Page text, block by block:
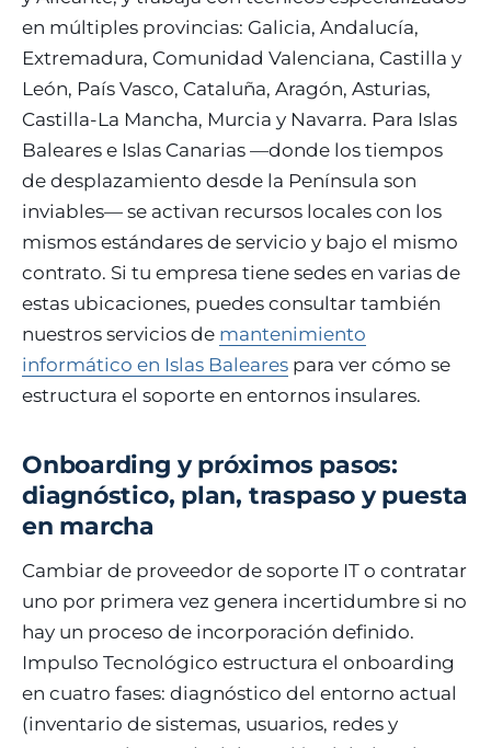
en múltiples provincias: Galicia, Andalucía,
Extremadura, Comunidad Valenciana, Castilla y
León, País Vasco, Cataluña, Aragón, Asturias,
Castilla-La Mancha, Murcia y Navarra. Para Islas
Baleares e Islas Canarias —donde los tiempos
de desplazamiento desde la Península son
inviables— se activan recursos locales con los
mismos estándares de servicio y bajo el mismo
contrato. Si tu empresa tiene sedes en varias de
estas ubicaciones, puedes consultar también
nuestros servicios de mantenimiento
informático en Islas Baleares para ver cómo se
estructura el soporte en entornos insulares.
Onboarding y próximos pasos:
diagnóstico, plan, traspaso y puesta
en marcha
Cambiar de proveedor de soporte IT o contratar
uno por primera vez genera incertidumbre si no
hay un proceso de incorporación definido.
Impulso Tecnológico estructura el onboarding
en cuatro fases: diagnóstico del entorno actual
(inventario de sistemas, usuarios, redes y